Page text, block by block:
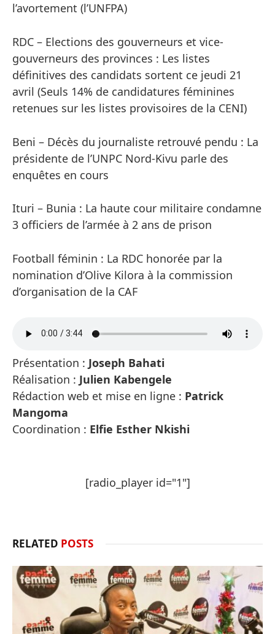
l’avortement (l’UNFPA)
RDC – Elections des gouverneurs et vice-
gouverneurs des provinces : Les listes
définitives des candidats sortent ce jeudi 21
avril (Seuls 14% de candidatures féminines
retenues sur les listes provisoires de la CENI)
Beni – Décès du journaliste retrouvé pendu : La
présidente de l’UNPC Nord-Kivu parle des
enquêtes en cours
Ituri – Bunia : La haute cour militaire condamne
3 officiers de l’armée à 2 ans de prison
Football féminin : La RDC honorée par la
nomination d’Olive Kilora à la commission
d’organisation de la CAF
Présentation : Joseph Bahati
Réalisation : Julien Kabengele
Rédaction web et mise en ligne : Patrick
Mangoma
Coordination : Elfie Esther Nkishi
[radio_player id="1"]
RELATED POSTS